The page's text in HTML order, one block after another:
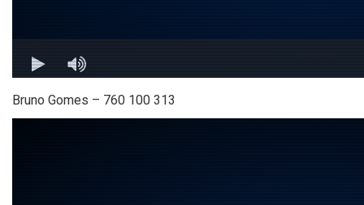
Bruno Gomes – 760 100 313